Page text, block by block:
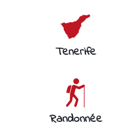
Tenerife
Randonnée